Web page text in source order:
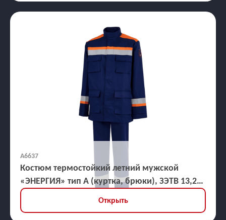
А6637
Костюм термостойкий летний мужской
«ЭНЕРГИЯ» тип А (куртка, брюки), ЗЭТВ 13,2
кал/кв.см
Открыть